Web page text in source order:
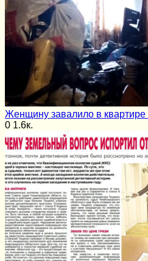
Женщину завалило в
0 1.6к.